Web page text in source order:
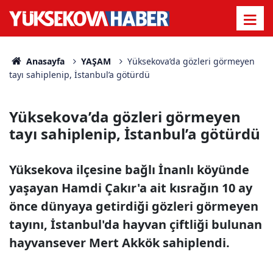
Anasayfa YAŞAM
Yüksekova’da gözleri görmeyen
tayı sahiplenip, İstanbul’a götürdü
Yüksekova’da gözleri görmeyen
tayı sahiplenip, İstanbul’a götürdü
Yüksekova ilçesine bağlı İnanlı köyünde
yaşayan Hamdi Çakır'a ait kısrağın 10 ay
önce dünyaya getirdiği gözleri görmeyen
tayını, İstanbul'da hayvan çiftliği bulunan
hayvansever Mert Akkök sahiplendi.